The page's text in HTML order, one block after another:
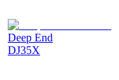
Deep End
DJ35X